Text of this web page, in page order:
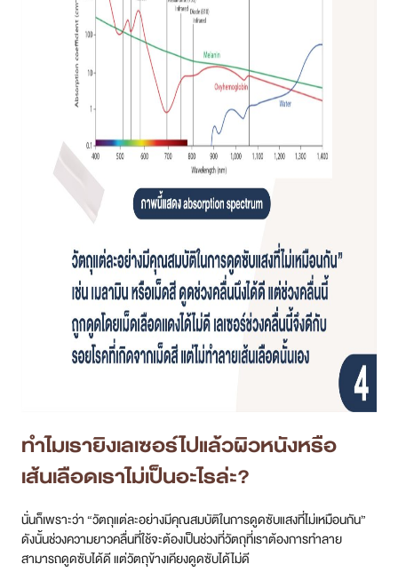
ทำไมเรายิงเลเซอร์ไปแล้วผิวหนังหรือ
เส้นเลือดเราไม่เป็นอะไรล่ะ?
นั่นก็เพราะว่า “วัตถุแต่ละอย่างมีคุณสมบัติในการดูดซับแสงที่ไม่เหมือนกัน”
ดังนั้นช่วงความยาวคลื่นที่ใช้จะต้องเป็นช่วงที่วัตถุที่เราต้องการทำลาย
สามารถดูดซับได้ดี แต่วัตถุข้างเคียงดูดซับได้ไม่ดี